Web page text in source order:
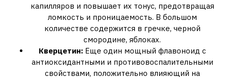
капилляров и повышает их тонус, предотвращая
ломкость и проницаемость. В большом
количестве содержится в гречке, черной
смородине, яблоках.
Кверцетин:Еще один мощный флавоноид с
антиоксидантными и противовоспалительными
свойствами, положительно влияющий на